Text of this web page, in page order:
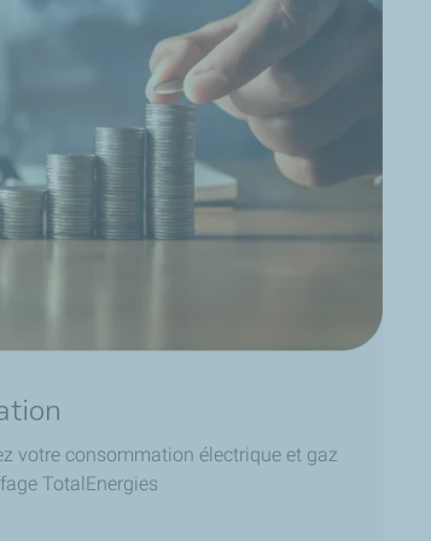
votre consommation électrique et gaz
TotalEnergies